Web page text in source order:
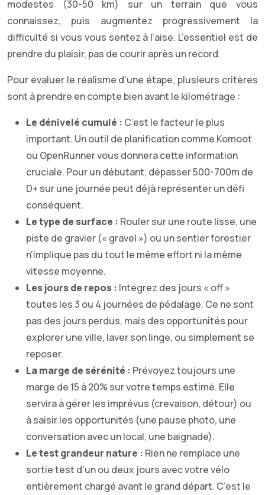
modestes (30-50 km) sur un terrain que vous
connaissez, puis augmentez progressivement la
difficulté si vous vous sentez à l’aise. L’essentiel est de
prendre du plaisir, pas de courir après un record.
Pour évaluer le réalisme d’une étape, plusieurs critères
sont à prendre en compte bien avant le kilométrage :
Le dénivelé cumulé : C’est le facteur le plus
important. Un outil de planification comme Komoot
ou OpenRunner vous donnera cette information
cruciale. Pour un débutant, dépasser 500-700m de
D+ sur une journée peut déjà représenter un défi
conséquent.
Le type de surface : Rouler sur une route lisse, une
piste de gravier (« gravel ») ou un sentier forestier
n’implique pas du tout le même effort ni la même
vitesse moyenne.
Les jours de repos : Intégrez des jours « off »
toutes les 3 ou 4 journées de pédalage. Ce ne sont
pas des jours perdus, mais des opportunités pour
explorer une ville, laver son linge, ou simplement se
reposer.
La marge de sérénité : Prévoyez toujours une
marge de 15 à 20% sur votre temps estimé. Elle
servira à gérer les imprévus (crevaison, détour) ou
à saisir les opportunités (une pause photo, une
conversation avec un local, une baignade).
Le test grandeur nature : Rien ne remplace une
sortie test d’un ou deux jours avec votre vélo
entièrement chargé avant le grand départ. C’est le